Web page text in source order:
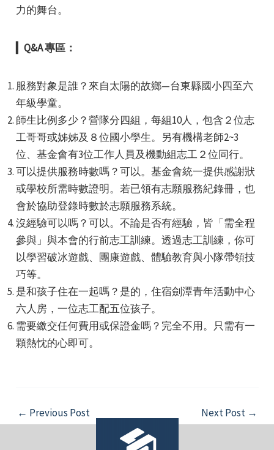
力的舞台。
Q&A 專區：
服務對象是誰？來自太陽的故鄉—台東縣國小四至六
年級學童。
師生比例多少？營隊分四組，每組10人，包含２位志
工哥哥或姊姊及８位國小學生。另有機構老師2~3
位、基金會有3位工作人員及機動組志工２位同行。
可以提供服務時數嗎？可以。基金會統一提供感謝狀
或學校所需時數證明。若已領有志願服務紀錄冊，也
會於協助登錄時數於志願服務系統。
沒經驗可以嗎？可以。不論是否有經驗，皆「需全程
參與」與本會的行前志工訓練。透過志工訓練，你可
以學習破冰遊戲、團康遊戲、體驗教育與小隊帶領技
巧等。
是和孩子住在一起嗎？是的，住宿劍潭青年活動中心
六人房，一位志工配五位孩子。
需要繳交任何費用或保證金嗎？完全不用。只需有一
顆熱忱的心即可。
Post
← Previous Post Next Post →